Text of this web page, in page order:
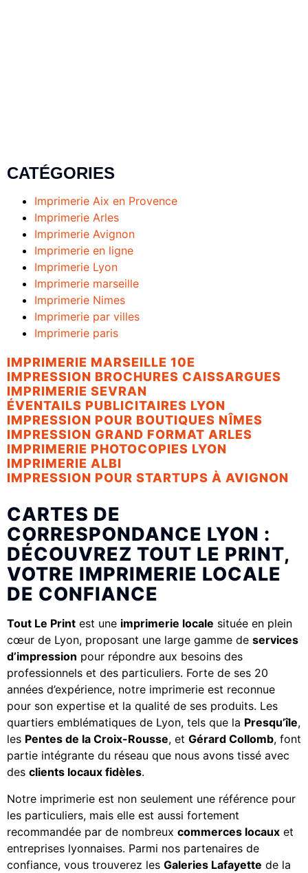
CATÉGORIES
Imprimerie Aix en Provence
Imprimerie Arles
Imprimerie Avignon
Imprimerie en ligne
Imprimerie Lyon
Imprimerie marseille
Imprimerie Nimes
Imprimerie par villes
Imprimerie paris
IMPRIMERIE MARSEILLE 10E
IMPRESSION BROCHURES CAISSARGUES
IMPRIMERIE SEVRAN
ÉVENTAILS PUBLICITAIRES LYON
IMPRESSION POUR BOUTIQUES NÎMES
IMPRESSION GRAND FORMAT ARLES
IMPRIMERIE PHOTOCOPIES LYON
IMPRIMERIE ALBI
IMPRESSION POUR STARTUPS À AVIGNON
CARTES DE
CORRESPONDANCE LYON :
DÉCOUVREZ TOUT LE PRINT,
VOTRE IMPRIMERIE LOCALE
DE CONFIANCE
Tout Le Print est une imprimerie locale située en plein
cœur de Lyon, proposant une large gamme de services
d’impression pour répondre aux besoins des
professionnels et des particuliers. Forte de ses 20
années d’expérience, notre imprimerie est reconnue
pour son expertise et la qualité de ses produits. Les
quartiers emblématiques de Lyon, tels que la Presqu’île,
les Pentes de la Croix-Rousse, et Gérard Collomb, font
partie intégrante du réseau que nous avons tissé avec
des clients locaux fidèles.
Notre imprimerie est non seulement une référence pour
les particuliers, mais elle est aussi fortement
recommandée par de nombreux commerces locaux et
entreprises lyonnaises. Parmi nos partenaires de
confiance, vous trouverez les Galeries Lafayette de la